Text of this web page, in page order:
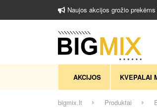
Naujos akcijos grožio
AKCIJOS KVEPALAI
bigmix.lt Produktai